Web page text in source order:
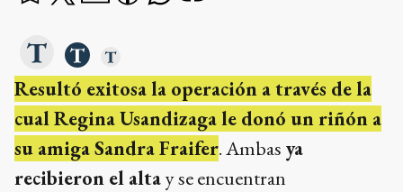
Resultó exitosa la operación a través de la
cual Regina Usandizaga le donó un riñón a
su amiga Sandra Fraifer. Ambas ya
recibieron el altay se encuentran